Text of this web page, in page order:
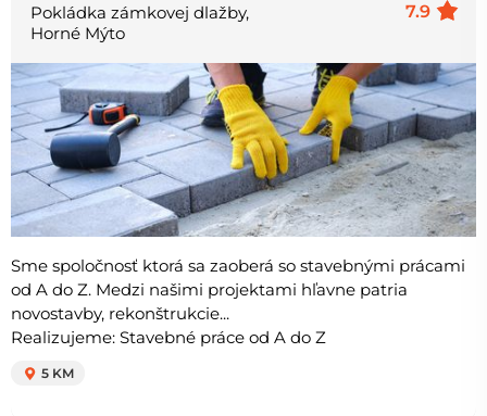
7.9
Pokládka zámkovej dlažby,
Horné Mýto
Sme spoločnosť ktorá sa zaoberá so stavebnými prácami
od A do Z. Medzi našimi projektami hľavne patria
novostavby, rekonštrukcie...
Realizujeme: Stavebné práce od A do Z
5 KM